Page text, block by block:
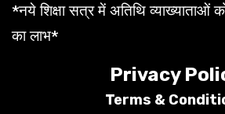
*नये शिक्षा सत्र में अतिथि व्याख्याताओं
का लाभ*
Privacy
Terms &